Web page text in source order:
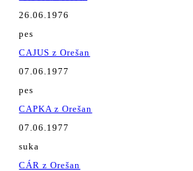
26.06.1976
pes
CAJUS z Orešan
07.06.1977
pes
CAPKA z Orešan
07.06.1977
suka
CÁR z Orešan